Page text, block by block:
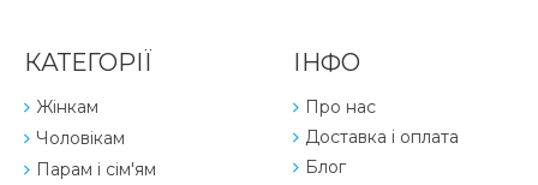
КАТЕГОРІЇ
Жінкам
Чоловікам
Парам і сім'ям
ІНФО
Про нас
Доставка і оплата
Блог